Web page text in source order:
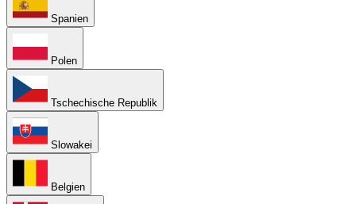
Spanien
Polen
Tschechische Republik
Slowakei
Belgien